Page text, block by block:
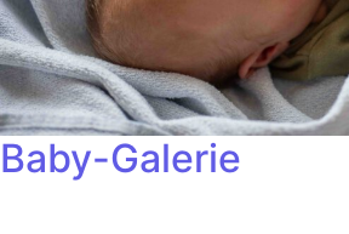
Baby-Galerie